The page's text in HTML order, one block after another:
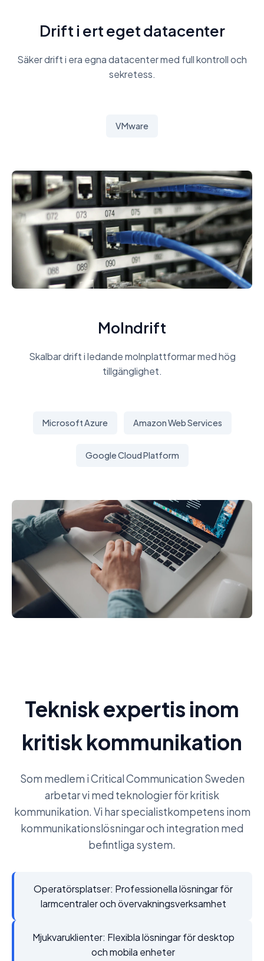
Drift i ert eget datacenter
Säker drift i era egna datacenter med full kontroll och
sekretess.
VMware
Molndrift
Skalbar drift i ledande molnplattformar med hög
tillgänglighet.
Microsoft Azure Amazon Web Services
Google Cloud Platform
Teknisk expertis inom
kritisk kommunikation
Som medlem i Critical Communication Sweden
arbetar vi med teknologier för kritisk
kommunikation. Vi har specialistkompetens inom
kommunikationslösningar och integration med
befintliga system.
Operatörsplatser: Professionella lösningar för
larmcentraler och övervakningsverksamhet
Mjukvaruklienter: Flexibla lösningar för desktop
och mobila enheter